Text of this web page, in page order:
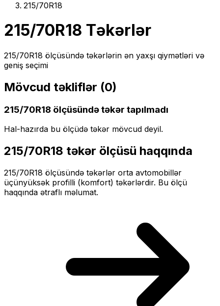
215/70R18
215/70R18 Təkərlər
215/70R18 ölçüsündə təkərlərin ən yaxşı qiymətləri və
geniş seçimi
Mövcud təkliflər (0)
215/70R18 ölçüsündə təkər tapılmadı
Hal-hazırda bu ölçüdə təkər mövcud deyil.
215/70R18 təkər ölçüsü haqqında
215/70R18 ölçüsündə təkərlər orta avtomobillər
üçünyüksək profilli (komfort) təkərlərdir. Bu ölçü
haqqında ətraflı məlumat.